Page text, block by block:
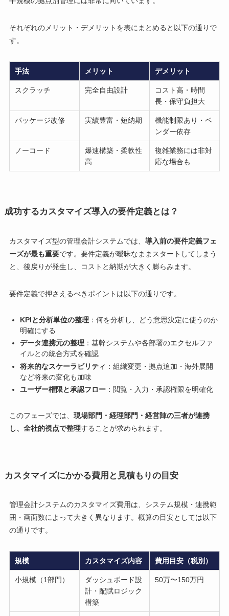
それぞれのメリット・デメリットを表にまとめると以下の通りで
す。
手法 メリット デメリット
スクラッチ 完全自由設計
コスト高・時間
長・保守負担大
パッケージ改修 実績豊富・短納期
機能制限あり・ベ
ンダー依存
ノーコード
爆速構築・柔軟性
高
複雑業務には非対
応な場合も
成功するカスタマイズ導入の要件定義とは？
カスタマイズ型の管理会計システムでは、 導入前の要件定義フェ
ーズが最も重要です。要件定義が曖昧なままスタートしてしまう
と、後戻りが発生し、コストと納期が大きく膨らみます。
要件定義で押さえるべきポイントは以下の通りです。
KPIと分析単位の整理：何を分析し、どう意思決定に使うのか
明確にする
データ連携元の整理：基幹システムや各部署のエクセルファ
イルとの統合方式を確認
将来的なスケーラビリティ ：組織変更・拠点追加・海外展開
など将来の変化も加味
ユーザー権限と承認フロー：閲覧・入力・承認権限を明確化
このフェーズでは、 現場部門・経理部門・経営陣の三者が連携
し、全社的視点で整理することが求められます。
カスタマイズにかかる費用と見積もりの目安
管理会計システムのカスタマイズ費用は、システム規模・連携範
囲・画面数によって大きく異なります。概算の目安としては以下
の通りです。
規模 カスタマイズ内容 費用目安（税別）
小規模（1部門）
ダッシュボード設
計・配賦ロジック
構築
50万〜150万円